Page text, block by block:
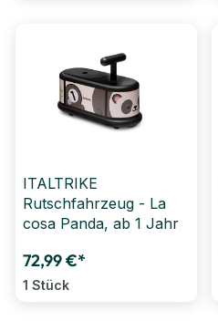
ITALTRIKE
Rutschfahrzeug - La
cosa Panda, ab 1 Jahr
72,99 €*
1 Stück